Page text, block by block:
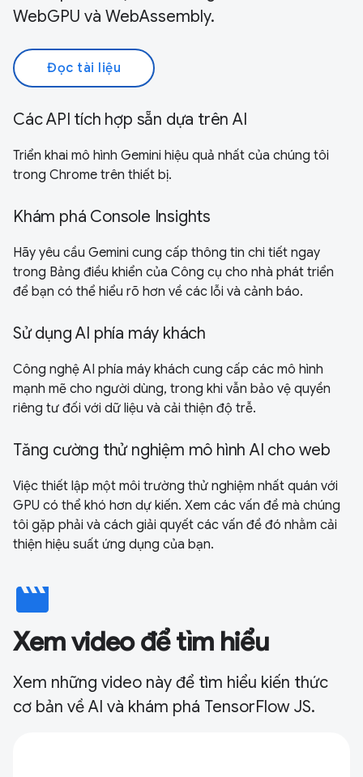
WebGPU và WebAssembly.
Đọc tài liệu
Các API tích hợp sẵn dựa trên AI
Triển khai mô hình Gemini hiệu quả nhất của chúng tôi
trong Chrome trên thiết bị.
Khám phá Console Insights
Hãy yêu cầu Gemini cung cấp thông tin chi tiết ngay
trong Bảng điều khiển của Công cụ cho nhà phát triển
để bạn có thể hiểu rõ hơn về các lỗi và cảnh báo.
Sử dụng AI phía máy khách
Công nghệ AI phía máy khách cung cấp các mô hình
mạnh mẽ cho người dùng, trong khi vẫn bảo vệ quyền
riêng tư đối với dữ liệu và cải thiện độ trễ.
Tăng cường thử nghiệm mô hình AI cho web
Việc thiết lập một môi trường thử nghiệm nhất quán với
GPU có thể khó hơn dự kiến. Xem các vấn đề mà chúng
tôi gặp phải và cách giải quyết các vấn đề đó nhằm cải
thiện hiệu suất ứng dụng của bạn.
movie
Xem video để tìm hiểu
Xem những video này để tìm hiểu kiến thức
cơ bản về AI và khám phá TensorFlow JS.